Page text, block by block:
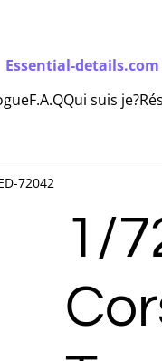
Essential-details.com
F.A.QQui suis je?
72042
1/